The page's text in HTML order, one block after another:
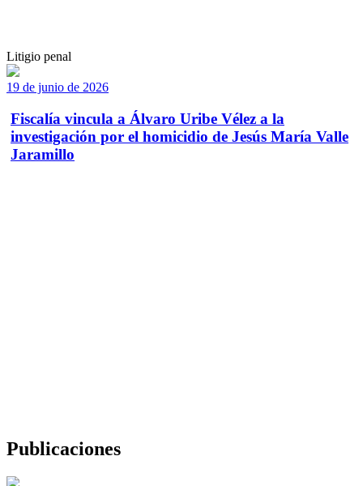
Litigio penal
19 de junio de 2026
Fiscalía vincula a Álvaro Uribe Vélez a la
investigación por el homicidio de Jesús María Valle
Jaramillo
Publicaciones